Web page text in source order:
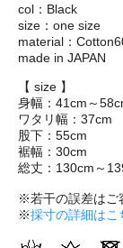
col：Black
size：one size
material：
made in JAPAN
【 size 】
身幅：41cm～
ワタリ幅：37cm
股下：55cm
裾幅：30cm
総丈：130cm～
※若干の誤差はご
※採寸の詳細はこ